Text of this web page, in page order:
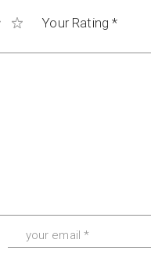
Your Rating*